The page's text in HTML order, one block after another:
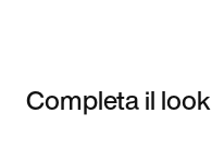
Completa il look